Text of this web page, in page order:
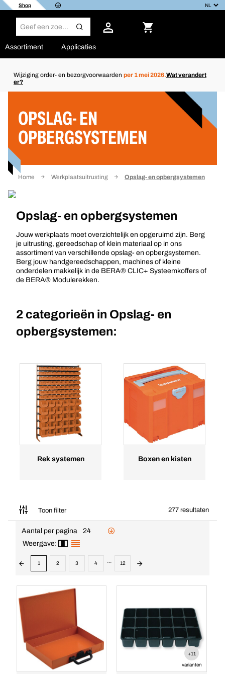
Shop
Assortiment Applicaties
Wijziging order- en bezorgvoorwaarden per 1 mei 2026.Wat verandert
er?
OPSLAG- EN
OPBERGSYSTEMEN
Home Werkplaatsuitrusting Opslag- en opbergsystemen
Opslag- en opbergsystemen
Jouw werkplaats moet overzichtelijk en opgeruimd zijn. Berg
je uitrusting, gereedschap of klein materiaal op in ons
assortiment van verschillende opslag- en opbergsystemen.
Berg jouw handgereedschappen, machines of kleine
onderdelen makkelijk in de BERA® CLIC+ Systeemkoffers of
de BERA® Modulerekken.
2 categorieën in Opslag- en
opbergsystemen:
Rek systemen Boxen en kisten
Toon filter 277 resultaten
Aantal per pagina
24
Weergave:
1 2 3 4 ... 12
+11
varianten